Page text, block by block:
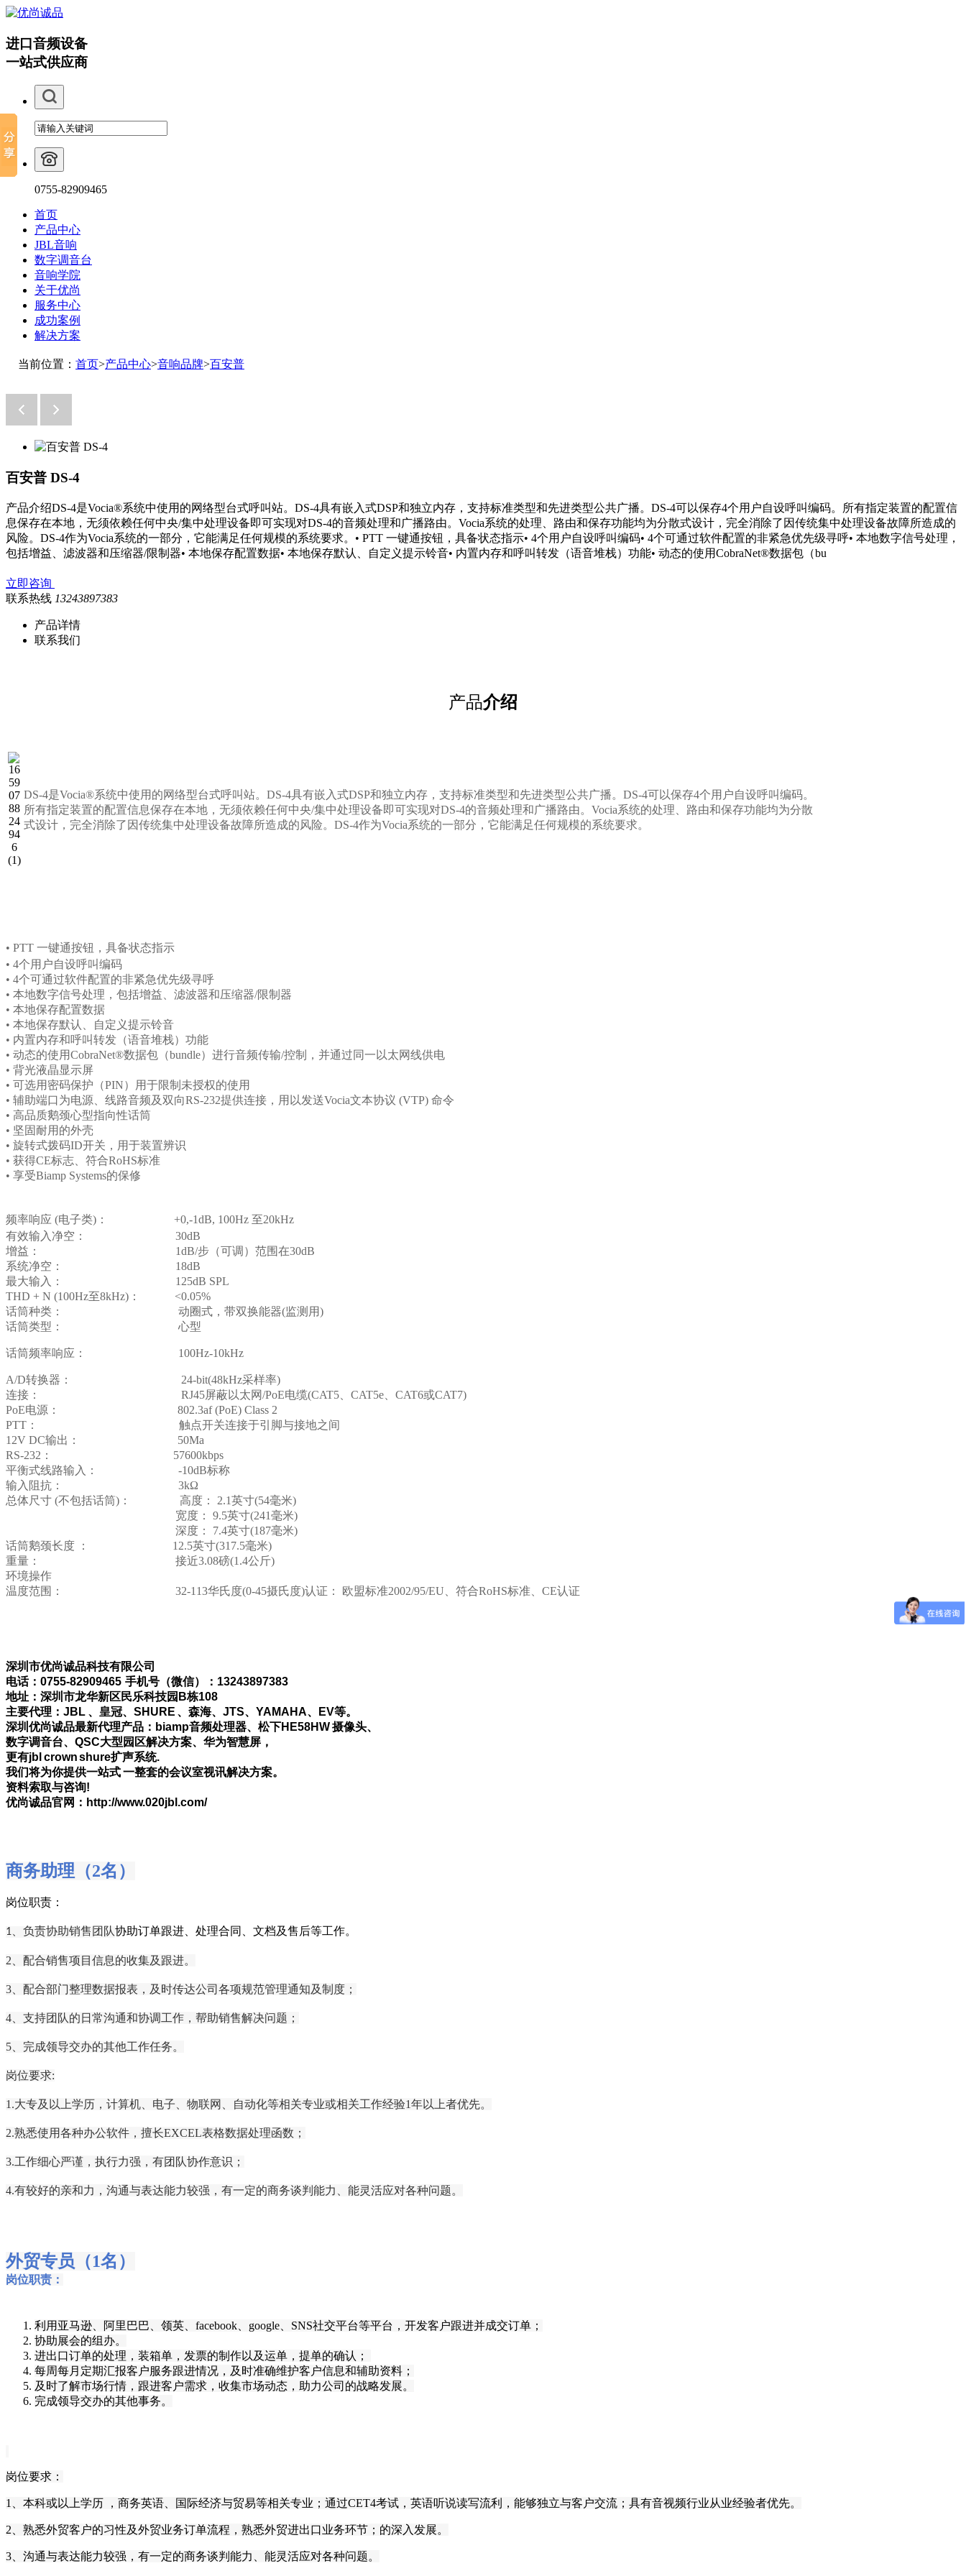
进口音频设备
一站式供应商
0755-82909465
首页
产品中心
JBL音响
数字调音台
音响学院
关于优尚
服务中心
成功案例
解决方案
当前位置： 首页>产品中心>音响品牌>百安普
百安普 DS-4
产品介绍DS-4是Vocia®系统中使用的网络型台式呼叫站。DS-4具有嵌入式DSP和独立内存，支持标准类型和先进类型公共广播。DS-4可以保存4个用户自设呼叫编码。所有指定装置的配置信
息保存在本地，无须依赖任何中央/集中处理设备即可实现对DS-4的音频处理和广播路由。Vocia系统的处理、路由和保存功能均为分散式设计，完全消除了因传统集中处理设备故障所造成的
风险。DS-4作为Vocia系统的一部分，它能满足任何规模的系统要求。• PTT 一键通按钮，具备状态指示• 4个用户自设呼叫编码• 4个可通过软件配置的非紧急优先级寻呼• 本地数字信号处理，
包括增益、滤波器和压缩器/限制器• 本地保存配置数据• 本地保存默认、自定义提示铃音• 内置内存和呼叫转发（语音堆栈）功能• 动态的使用CobraNet®数据包（bu
立即咨询
联系热线 13243897383
产品详情
联系我们
产品介绍
DS-4是Vocia®系统中使用的网络型台式呼叫站。DS-4具有嵌入式DSP和独立内存，支持标准类型和先进类型公共广播。DS-4可以保存4个用户自设呼叫编码。
所有指定装置的配置信息保存在本地，无须依赖任何中央/集中处理设备即可实现对DS-4的音频处理和广播路由。Vocia系统的处理、路由和保存功能均为分散
式设计，完全消除了因传统集中处理设备故障所造成的风险。DS-4作为Vocia系统的一部分，它能满足任何规模的系统要求。
• PTT 一键通按钮，具备状态指示
• 4个用户自设呼叫编码
• 4个可通过软件配置的非紧急优先级寻呼
• 本地数字信号处理，包括增益、滤波器和压缩器/限制器
• 本地保存配置数据
• 本地保存默认、自定义提示铃音
• 内置内存和呼叫转发（语音堆栈）功能
• 动态的使用CobraNet®数据包（bundle）进行音频传输/控制，并通过同一以太网线供电
• 背光液晶显示屏
• 可选用密码保护（PIN）用于限制未授权的使用
• 辅助端口为电源、线路音频及双向RS-232提供连接，用以发送Vocia文本协议 (VTP) 命令
• 高品质鹅颈心型指向性话筒
• 坚固耐用的外壳
• 旋转式拨码ID开关，用于装置辨识
• 获得CE标志、符合RoHS标准
• 享受Biamp Systems的保修
频率响应 (电子类)： +0,-1dB, 100Hz 至20kHz
有效输入净空： 30dB
增益： 1dB/步（可调）范围在30dB
系统净空： 18dB
最大输入： 125dB SPL
THD + N (100Hz至8kHz)： <0.05%
话筒种类： 动圈式，带双换能器(监测用)
话筒类型： 心型
话筒频率响应： 100Hz-10kHz
A/D转换器： 24-bit(48kHz采样率)
连接： RJ45屏蔽以太网/PoE电缆(CAT5、CAT5e、CAT6或CAT7)
PoE电源： 802.3af (PoE) Class 2
PTT： 触点开关连接于引脚与接地之间
12V DC输出： 50Ma
RS-232： 57600kbps
平衡式线路输入： -10dB标称
输入阻抗： 3kΩ
总体尺寸 (不包括话筒)： 高度： 2.1英寸(54毫米)
宽度： 9.5英寸(241毫米)
深度： 7.4英寸(187毫米)
话筒鹅颈长度 ： 12.5英寸(317.5毫米)
重量： 接近3.08磅(1.4公斤)
环境操作
温度范围： 32-113华氏度(0-45摄氏度)认证： 欧盟标准2002/95/EU、符合RoHS标准、CE认证
深圳市优尚诚品科技有限公司
电话：0755-82909465 手机号（微信）：13243897383
地址：深圳市龙华新区民乐科技园B栋108
主要代理：JBL 、皇冠、SHURE 、森海、JTS、YAMAHA、EV等。
深圳优尚诚品最新代理产品：biamp音频处理器、松下HE58HW 摄像头、
数字调音台、QSC大型园区解决方案、华为智慧屏，
更有jbl crown shure扩声系统.
我们将为你提供一站式 一整套的会议室视讯解决方案。
资料索取与咨询!
优尚诚品官网：http://www.020jbl.com/
商务助理（2名）
岗位职责：
1 、负责协助销售团队协助订单跟进、处理合同、文档及售后等工作。
2、 配合销售项目信息的收集及跟进。
3、配合部门整理数据报表，及时传达公司各项规范管理通知及制度；
4、支持团队的日常沟通和协调工作，帮助销售解决问题；
5、完成领导交办的其他工作任务。
岗位要求:
1.大专及以上学历， 计算机、电子、物联网、自动化等相关专业或相关工作经验1年以上者优先。
2.熟悉使用各种办公软件，擅长EXCEL表格数据处理函数；
3.工作细心严谨，执行力强，有团队协作意识；
4.有较好的亲和力， 沟通与表达能力较强， 有一定的商务谈判能力 能灵活应对各种问题。
外贸专员（1名）
岗位职责：
利用 亚马逊 阿里巴巴 领英 facebook google SNS社交平台等平台，开发客户跟进并成交订单；
协助展会的组办。
进出口订单的处理，装箱单，发票的制作以及运单，提单的确认；
每周每月定期汇报客户服务跟进情况，及时准确维护客户信息和辅助资料；
及时了解市场行情， 跟进客户需求，收集市场动态，助力公司的战略发展。
完成领导交办的其他事务。
岗位要求：
1、本科或以上学历 ，商务英语、国际经济与贸易等相关专业；通过CET4考试，英语听说读写流利，能够独立与客户交流； 具有音视频行业从业经验者优先。
2、熟悉外贸客户的习性及外贸业务订单流程，熟悉外贸进出口业务环节； 的深入发展。
3、 沟通与表达能力较强， 有一定的商务谈判能力 能灵活应对各种问题。